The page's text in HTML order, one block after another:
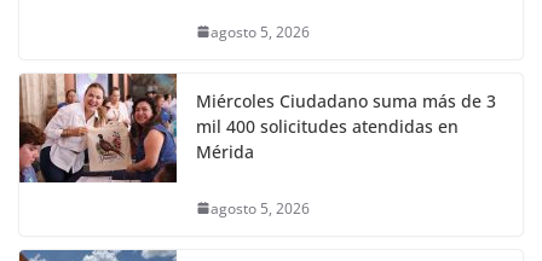
agosto 5, 2026
Miércoles Ciudadano suma más de 3
mil 400 solicitudes atendidas en
Mérida
agosto 5, 2026